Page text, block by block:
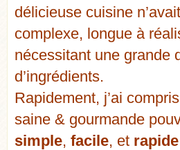
délicieuse cuisine
complexe, longue à
nécessitant une grande
d’ingrédients.
Rapidement, j’ai
saine & gourmande
simple, facile, et rapide